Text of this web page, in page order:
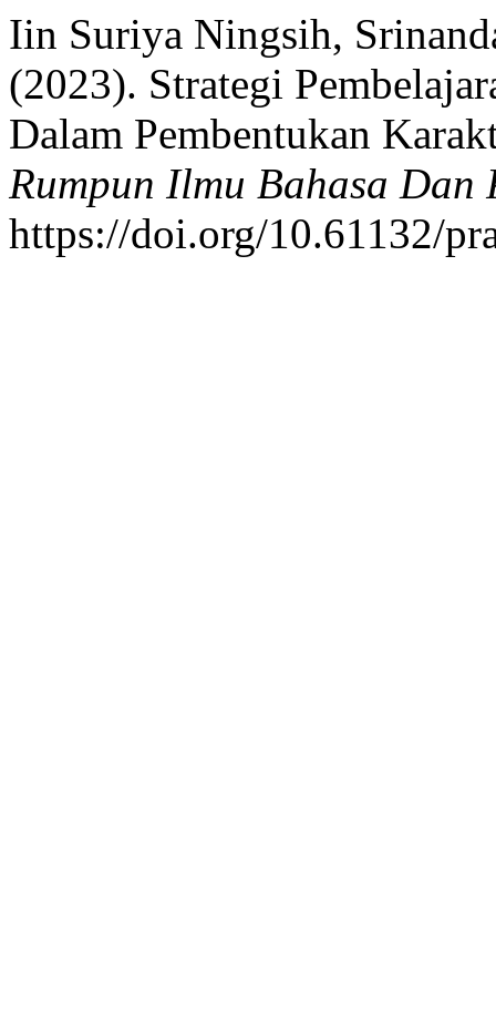
Iin Suriya Ningsih,
(2023). Strategi
Dalam Pembentukan
Rumpun Ilmu Bahasa
https://doi.org/10.61132/